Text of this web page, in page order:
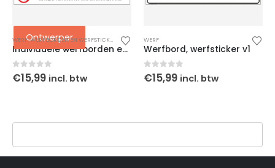
Ontwerper
WERF,WERFBORDEN EN WERFSTICKERS
Individuele werfborden en werfstickers ontwerper
0out of 5
€15,99 incl. btw
WERF
Werfbord, werfsticker v1
0out of 5
€15,99 incl. btw